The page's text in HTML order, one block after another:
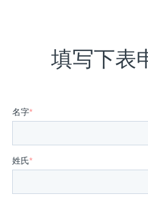
填写下表
名字*
姓氏*